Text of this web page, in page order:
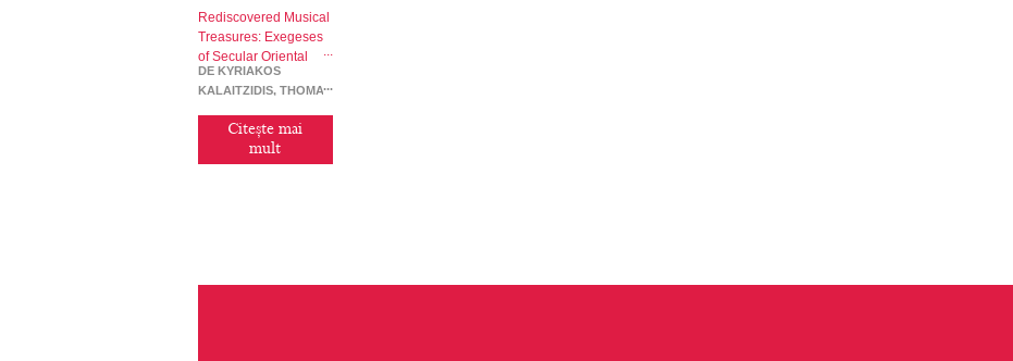
Rediscovered Musical
Treasures: Exegeses
of Secular Oriental
Music. (Part I)
DE KYRIAKOS
KALAITZIDIS, THOMAS
Citește mai
mult